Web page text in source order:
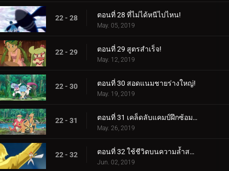
22 - 28 ตอนที่ 28 ที่ไม่ได้หนีไปไหน!
May. 05, 2019
22 - 29 ตอนที่ 29 สูตรสำเร็จ!
May. 12, 2019
22 - 30 ตอนที่ 30 สอดแนมชายร่างใหญ่!
May. 19, 2019
22 - 31 ตอนที่ 31 เคล็ดลับแคมป์ฝึกซ้อมสุดร้อนแรง!
May. 26, 2019
22 - 32 ตอนที่ 32 ใช้ชีวิตบนความล้ำสมัย!
Jun. 02, 2019